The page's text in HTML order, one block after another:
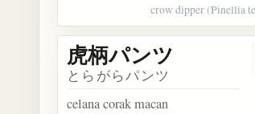
crow dipper (Pinellia
虎柄パンツ
とらがらパンツ
celana corak macan